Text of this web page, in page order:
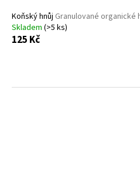
Koňský hnůj Granulované organické
Skladem (>5 ks)
125 Kč